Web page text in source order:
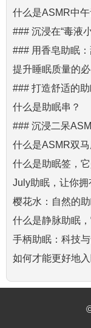
什么是ASMR中
### 沉浸在“毒液
### 用香皂助眠
提升睡眠质量的
### 打造舒适的
什么是助眠串？
### 沉浸二呆
什么是ASMR双
什么是助眠签，
July助眠，让你拥
樱花水：自然的
什么是静脉助眠
手柄助眠：科技
如何才能更好地